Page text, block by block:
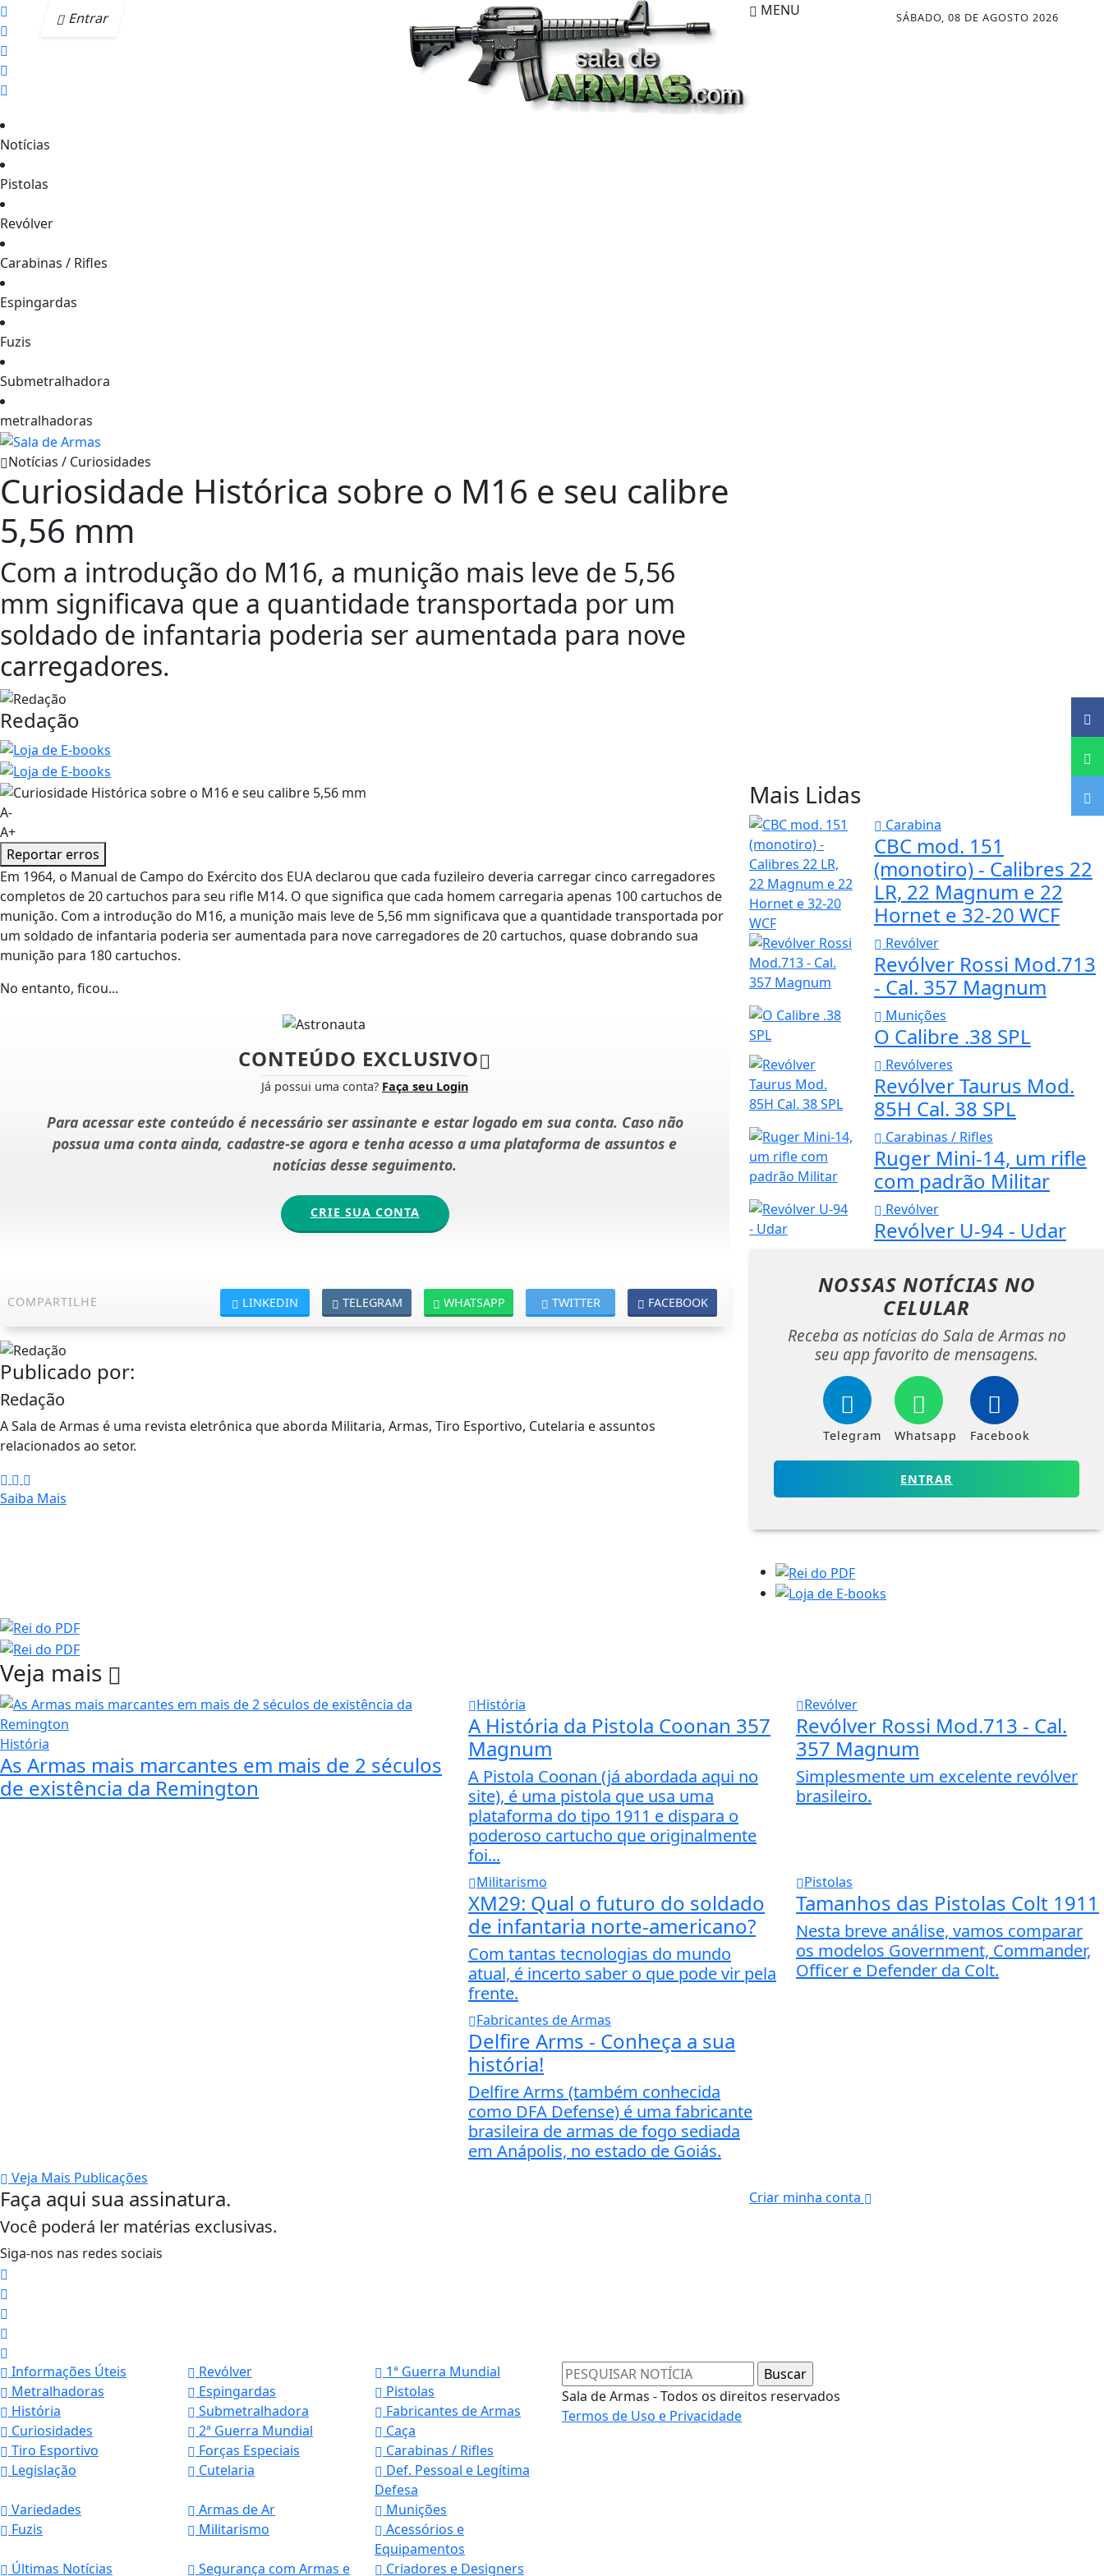
Entrar SÁBADO, 08 DE AGOSTO 2026
MENU
Notícias
Pistolas
Revólver
Carabinas / Rifles
Espingardas
Fuzis
Submetralhadora
metralhadoras
Notícias / Curiosidades
Curiosidade Histórica sobre o M16 e seu calibre
5,56 mm
Com a introdução do M16, a munição mais leve de 5,56
mm significava que a quantidade transportada por um
soldado de infantaria poderia ser aumentada para nove
carregadores.
Redação
A-
A+
Reportar erros
Em 1964, o Manual de Campo do Exército dos EUA declarou que cada fuzileiro deveria carregar cinco carregadores
completos de 20 cartuchos para seu rifle M14. O que significa que cada homem carregaria apenas 100 cartuchos de
munição. Com a introdução do M16, a munição mais leve de 5,56 mm significava que a quantidade transportada por
um soldado de infantaria poderia ser aumentada para nove carregadores de 20 cartuchos, quase dobrando sua
munição para 180 cartuchos.
No entanto, ficou...
CONTEÚDO EXCLUSIVO
Já possui uma conta? Faça seu Login
Para acessar este conteúdo é necessário ser assinante e estar logado em sua conta. Caso não
possua uma conta ainda, cadastre-se agora e tenha acesso a uma plataforma de assuntos e
notícias desse seguimento.
CRIE SUA CONTA
COMPARTILHE FACEBOOK
TWITTER
WHATSAPP
TELEGRAM
LINKEDIN
Publicado por:
Redação
A Sala de Armas é uma revista eletrônica que aborda Militaria, Armas, Tiro Esportivo, Cutelaria e assuntos
relacionados ao setor.
Saiba Mais
Mais Lidas
Carabina
CBC mod. 151
(monotiro) - Calibres 22
LR, 22 Magnum e 22
Hornet e 32-20 WCF
Revólver
Revólver Rossi Mod.713
- Cal. 357 Magnum
Munições
O Calibre .38 SPL
Revólveres
Revólver Taurus Mod.
85H Cal. 38 SPL
Carabinas / Rifles
Ruger Mini-14, um rifle
com padrão Militar
Revólver
Revólver U-94 - Udar
NOSSAS NOTÍCIAS NO
CELULAR
Receba as notícias do Sala de Armas no
seu app favorito de mensagens.
Telegram Whatsapp Facebook
ENTRAR
Veja mais
História
As Armas mais marcantes em mais de 2 séculos
de existência da Remington
História
A História da Pistola Coonan 357
Magnum
A Pistola Coonan (já abordada aqui no
site), é uma pistola que usa uma
plataforma do tipo 1911 e dispara o
poderoso cartucho que originalmente
foi...
Revólver
Revólver Rossi Mod.713 - Cal.
357 Magnum
Simplesmente um excelente revólver
brasileiro.
Militarismo
XM29: Qual o futuro do soldado
de infantaria norte-americano?
Com tantas tecnologias do mundo
atual, é incerto saber o que pode vir pela
frente.
Pistolas
Tamanhos das Pistolas Colt 1911
Nesta breve análise, vamos comparar
os modelos Government, Commander,
Officer e Defender da Colt.
Fabricantes de Armas
Delfire Arms - Conheça a sua
história!
Delfire Arms (também conhecida
como DFA Defense) é uma fabricante
brasileira de armas de fogo sediada
em Anápolis, no estado de Goiás.
Veja Mais Publicações
Faça aqui sua assinatura.
Você poderá ler matérias exclusivas.
Criar minha conta
Siga-nos nas redes sociais
Informações Úteis Revólver
1ª Guerra Mundial
Metralhadoras
Espingardas
Pistolas
História
Submetralhadora
Fabricantes de Armas
Curiosidades
2ª Guerra Mundial
Caça
Tiro Esportivo
Forças Especiais
Carabinas / Rifles
Legislação
Cutelaria
Def. Pessoal e Legítima
Defesa
Variedades
Armas de Ar
Munições
Fuzis
Militarismo
Acessórios e
Equipamentos
Últimas Notícias
Segurança com Armas e Criadores e Designers
Sala de Armas - Todos os direitos reservados
Termos de Uso e Privacidade
Termos de Uso e Privacidade